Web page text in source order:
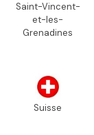
Saint-Vincent-
et-les-
Grenadines
Suisse